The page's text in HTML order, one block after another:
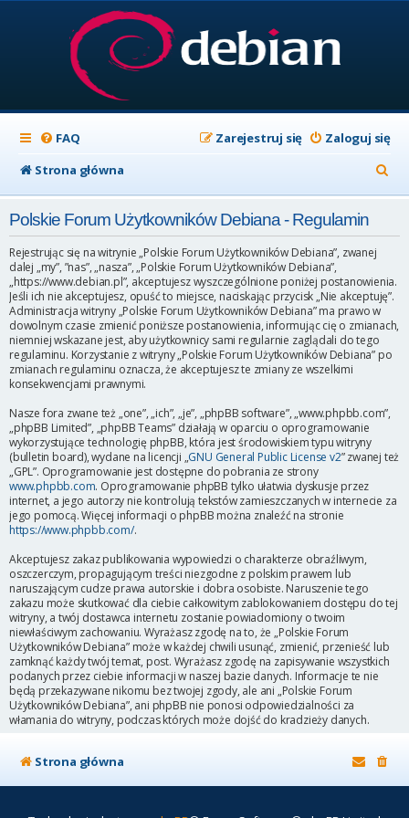
FAQ Zaloguj się
Zarejestruj się
Strona główna
z
j
Polskie Forum Użytkowników Debiana - Regulamin
Rejestrując się na witrynie „Polskie Forum Użytkowników Debiana”, zwanej
dalej „my”, ”nas”, „nasza”, „Polskie Forum Użytkowników Debiana”,
„https://www.debian.pl”, akceptujesz wyszczególnione poniżej postanowienia.
Jeśli ich nie akceptujesz, opuść to miejsce, naciskając przycisk „Nie akceptuję”.
Administracja witryny „Polskie Forum Użytkowników Debiana” ma prawo w
dowolnym czasie zmienić poniższe postanowienia, informując cię o zmianach,
niemniej wskazane jest, aby użytkownicy sami regularnie zaglądali do tego
regulaminu. Korzystanie z witryny „Polskie Forum Użytkowników Debiana” po
zmianach regulaminu oznacza, że akceptujesz te zmiany ze wszelkimi
konsekwencjami prawnymi.
Nasze fora zwane też „one”, „ich”, „je”, „phpBB software”, „www.phpbb.com”,
„phpBB Limited”, „phpBB Teams” działają w oparciu o oprogramowanie
wykorzystujące technologię phpBB, która jest środowiskiem typu witryny
(bulletin board), wydane na licencji „GNU General Public License v2” zwanej też
„GPL”. Oprogramowanie jest dostępne do pobrania ze strony
www.phpbb.com. Oprogramowanie phpBB tylko ułatwia dyskusje przez
internet, a jego autorzy nie kontrolują tekstów zamieszczanych w internecie za
jego pomocą. Więcej informacji o phpBB można znaleźć na stronie
https://www.phpbb.com/.
Akceptujesz zakaz publikowania wypowiedzi o charakterze obraźliwym,
oszczerczym, propagującym treści niezgodne z polskim prawem lub
naruszającym cudze prawa autorskie i dobra osobiste. Naruszenie tego
zakazu może skutkować dla ciebie całkowitym zablokowaniem dostępu do tej
witryny, a twój dostawca internetu zostanie powiadomiony o twoim
niewłaściwym zachowaniu. Wyrażasz zgodę na to, że „Polskie Forum
Użytkowników Debiana” może w każdej chwili usunąć, zmienić, przenieść lub
zamknąć każdy twój temat, post. Wyrażasz zgodę na zapisywanie wszystkich
podanych przez ciebie informacji w naszej bazie danych. Informacje te nie
będą przekazywane nikomu bez twojej zgody, ale ani „Polskie Forum
Użytkowników Debiana”, ani phpBB nie ponosi odpowiedzialności za
włamania do witryny, podczas których może dojść do kradzieży danych.
Strona główna